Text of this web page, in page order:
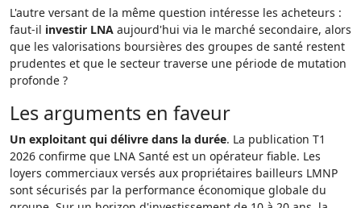
L'autre versant de la même question intéresse les acheteurs :
faut-il investir LNA aujourd'hui via le marché secondaire, alors
que les valorisations boursières des groupes de santé restent
prudentes et que le secteur traverse une période de mutation
profonde ?
Les arguments en faveur
Un exploitant qui délivre dans la durée. La publication T1
2026 confirme que LNA Santé est un opérateur fiable. Les
loyers commerciaux versés aux propriétaires bailleurs LMNP
sont sécurisés par la performance économique globale du